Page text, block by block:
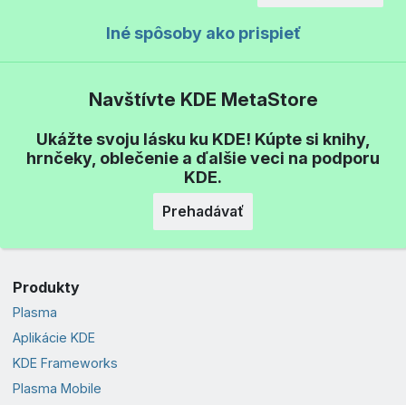
Iné spôsoby ako prispieť
Navštívte KDE MetaStore
Ukážte svoju lásku ku KDE! Kúpte si knihy,
hrnčeky, oblečenie a ďalšie veci na podporu
KDE.
Prehadávať
Produkty
Plasma
Aplikácie KDE
KDE Frameworks
Plasma Mobile